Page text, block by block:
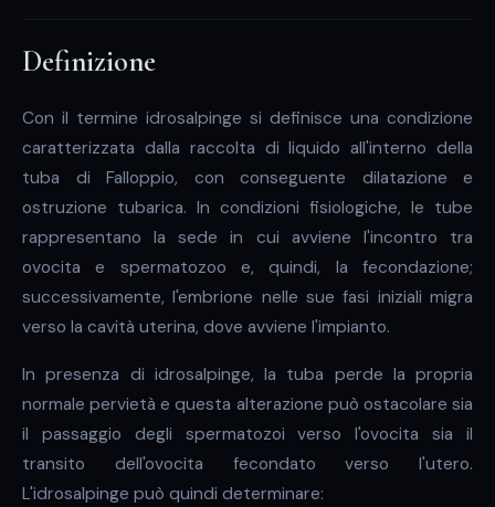
Definizione
Con il termine idrosalpinge si definisce una condizione
caratterizzata dalla raccolta di liquido all'interno della
tuba di Falloppio, con conseguente dilatazione e
ostruzione tubarica. In condizioni fisiologiche, le tube
rappresentano la sede in cui avviene l'incontro tra
ovocita e spermatozoo e, quindi, la fecondazione;
successivamente, l'embrione nelle sue fasi iniziali migra
verso la cavità uterina, dove avviene l'impianto.
In presenza di idrosalpinge, la tuba perde la propria
normale pervietà e questa alterazione può ostacolare sia
il passaggio degli spermatozoi verso l'ovocita sia il
transito dell'ovocita fecondato verso l'utero.
L'idrosalpinge può quindi determinare: